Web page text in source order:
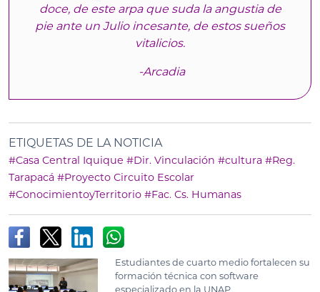
doce, de este arpa que suda la angustia de
pie ante un Julio incesante, de estos sueños
vitalicios.
-Arcadia
ETIQUETAS DE LA NOTICIA
#Casa Central Iquique #Dir. Vinculación #cultura #Reg.
Tarapacá #Proyecto Circuito Escolar
#ConocimientoyTerritorio #Fac. Cs. Humanas
Estudiantes de cuarto medio fortalecen su
formación técnica con software
especializado en la UNAP